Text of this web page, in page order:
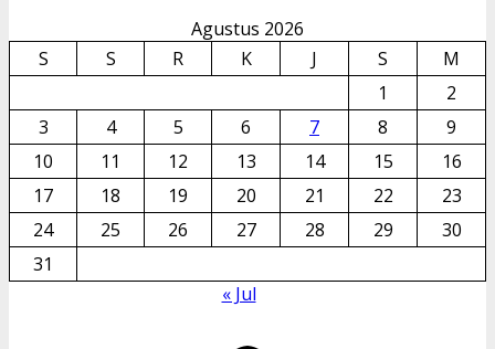
Agustus 2026
S
S R K J S
M
1
2
3
4 5 6 7 8
9
10
11 12 13 14 15
16
17
18 19 20 21 22
23
24
25 26 27 28 29
30
31
« Jul